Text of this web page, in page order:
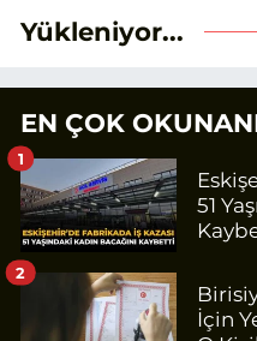
Yükleniyor...
EN ÇOK
51
1
İçin
2